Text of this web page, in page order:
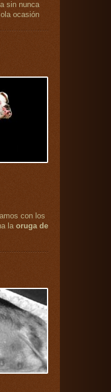
sin nunca
ocasión
con los
la oruga de